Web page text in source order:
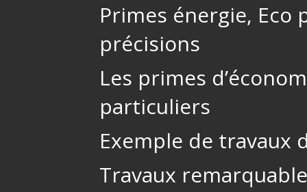
Primes énergie, Eco
précisions
Les primes
particuliers
Exemple de travaux
Travaux